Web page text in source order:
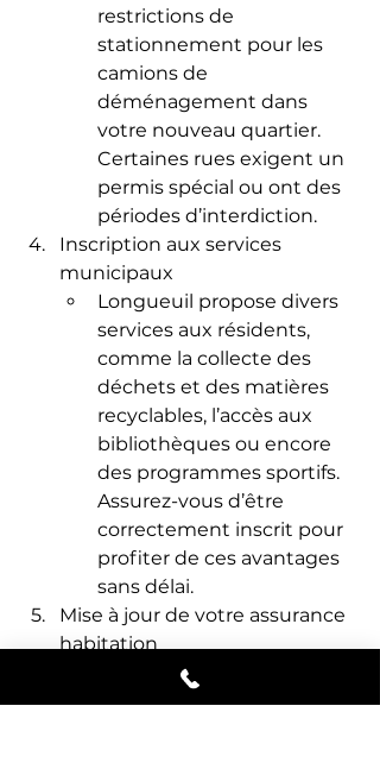
restrictions de
stationnement pour les
camions de
déménagement dans
votre nouveau quartier.
Certaines rues exigent un
permis spécial ou ont des
périodes d’interdiction.
Inscription aux services
municipaux
Longueuil propose divers
services aux résidents,
comme la collecte des
déchets et des matières
recyclables, l’accès aux
bibliothèques ou encore
des programmes sportifs.
Assurez-vous d’être
correctement inscrit pour
profiter de ces avantages
sans délai.
Mise à jour de votre assurance
habitation
Votre prime d’assurance
peut varier selon votre